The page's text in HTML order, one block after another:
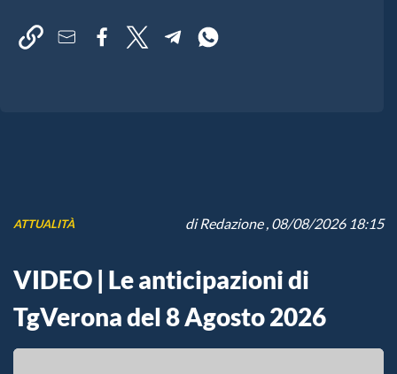
ATTUALITÀ diRedazione, 08/08/2026 18:15
VIDEO | Le anticipazioni di
TgVerona del 8 Agosto 2026